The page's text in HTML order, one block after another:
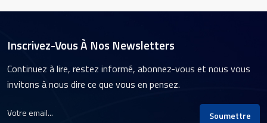
de qualité
4854 offre une excellente
résolution et une
pour une large gamme
d'applications industrielles,
industrielle, le contrôle
optique avancée et des
possède une large gamme
Inscrivez-Vous À Nos Newsletters
Continuez à lire, restez informé, abonnez-vous et nous vous
invitons à nous dire ce que vous en pensez.
Soumettre